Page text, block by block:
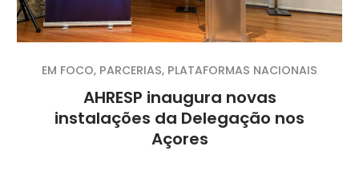
AHRESP inaugura novas
instalações da Delegação nos
Açores
EM FOCO, PARCERIAS, PLATAFORMAS NACIONAIS